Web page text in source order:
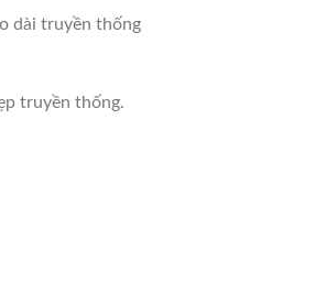
dài truyền thống
truyền thống.